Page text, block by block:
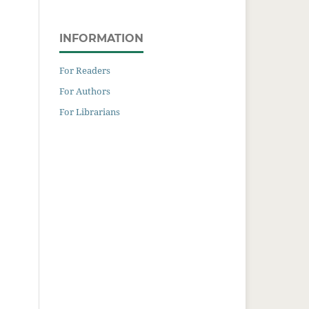
INFORMATION
For Readers
For Authors
For Librarians